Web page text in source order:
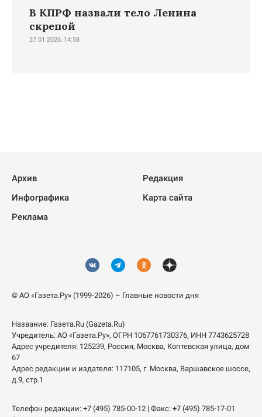
В КПРФ назвали тело Ленина
скрепой
27.01.2026, 14:58
Архив
Редакция
Инфографика
Карта сайта
Реклама
© АО «Газета.Ру» (1999-2026) – Главные новости дня
Название: Газета.Ru (Gazeta.Ru)
Учредитель: АО «Газета.Ру», ОГРН 1067761730376, ИНН 7743625728
Адрес учредителя: 125239, Россия, Москва, Коптевская улица, дом
67
Адрес редакции и издателя: 117105, г. Москва, Варшавское шоссе,
д.9, стр.1
Телефон редакции: +7 (495) 785-00-12 | Факс: +7 (495) 785-17-01